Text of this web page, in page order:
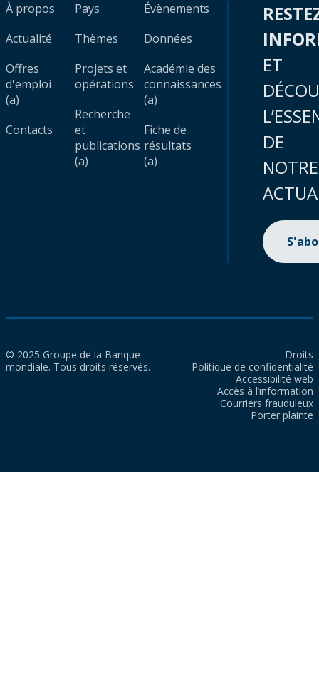
À propos
Actualité
Offres
d'emploi
(a)
Contacts
Pays
Thèmes
Projets et
opérations
Recherche
et
publications
(a)
Évènements
Données
Académie des
connaissances
(a)
Fiche de
résultats
(a)
ET
DE
NOTRE
© 2025 Groupe de la Banque
mondiale. Tous droits réservés.
Droits
Politique de confidentialité
Accessibilité web
Accès à l’information
Courriers frauduleux
Porter plainte